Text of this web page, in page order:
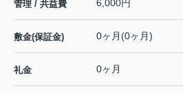
管理 / 共益費 6,000円
敷金(保証金) 0ヶ月(0ヶ月)
礼金 0ヶ月